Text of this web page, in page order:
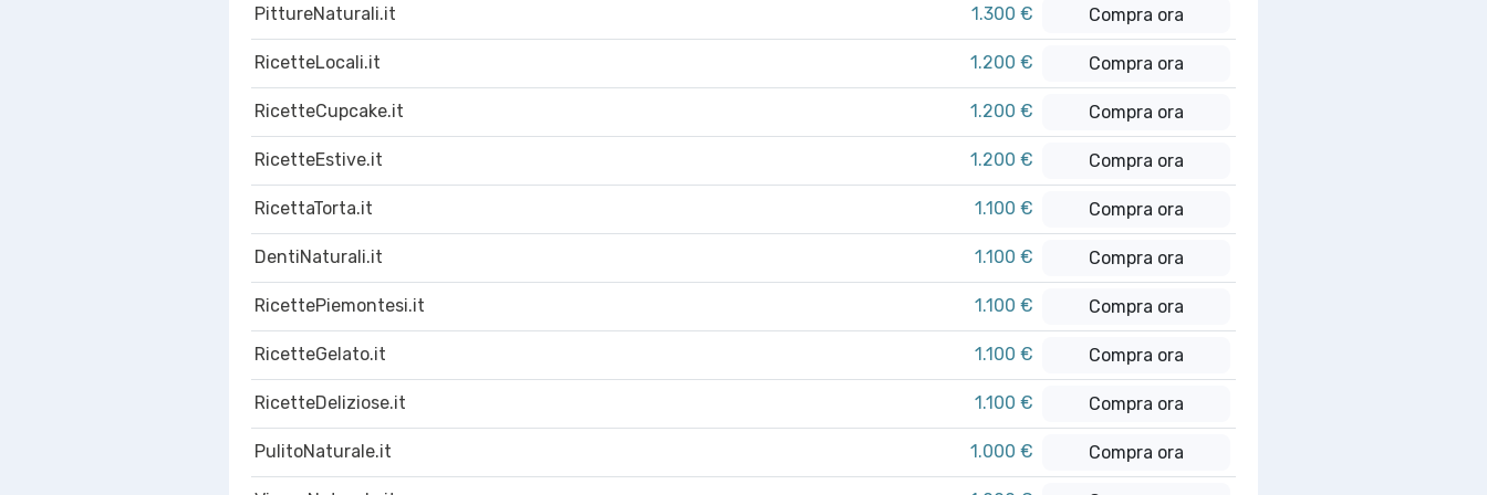
PittureNaturali.it 1.300 € Compra ora
RicetteLocali.it 1.200 € Compra ora
RicetteCupcake.it 1.200 € Compra ora
RicetteEstive.it 1.200 € Compra ora
RicettaTorta.it 1.100 € Compra ora
DentiNaturali.it 1.100 € Compra ora
RicettePiemontesi.it 1.100 € Compra ora
RicetteGelato.it 1.100 € Compra ora
RicetteDeliziose.it 1.100 € Compra ora
PulitoNaturale.it 1.000 € Compra ora